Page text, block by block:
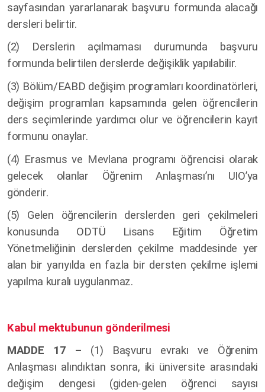
sayfasından yararlanarak başvuru formunda alacağı
dersleri belirtir.
(2) Derslerin açılmaması durumunda başvuru
formunda belirtilen derslerde değişiklik yapılabilir.
(3) Bölüm/EABD değişim programları koordinatörleri,
değişim programları kapsamında gelen öğrencilerin
ders seçimlerinde yardımcı olur ve öğrencilerin kayıt
formunu onaylar.
(4) Erasmus ve Mevlana programı öğrencisi olarak
gelecek olanlar Öğrenim Anlaşması’nı UIO’ya
gönderir.
(5)
Gelen öğrencilerin derslerden geri çekilmeleri
konusunda ODTÜ Lisans Eğitim Öğretim
Yönetmeliğinin derslerden çekilme maddesinde yer
alan bir yarıyılda en fazla bir dersten çekilme işlemi
yapılma kuralı uygulanmaz.
Kabul mektubunun gönderilmesi
MADDE 17 – (1)
Başvuru evrakı ve Öğrenim
Anlaşması alındıktan sonra, iki üniversite arasındaki
değişim dengesi (giden-gelen öğrenci sayısı